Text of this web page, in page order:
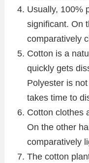
Usually, 100%
significant. On
comparatively
Cotton is a
quickly gets
Polyester is
takes time to
Cotton clothes
On the other
comparatively
The cotton